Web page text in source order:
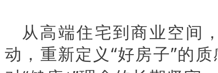
从高端住宅到商业空间
动，重新定义“好房子”的